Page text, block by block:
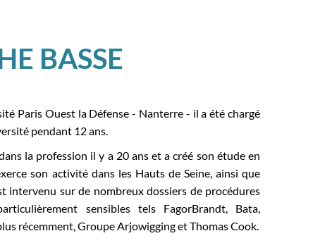
BASSE
Paris Ouest la Défense - Nanterre - il a été chargé
pendant 12 ans.
la profession il y a 20 ans et a créé son étude en
son activité dans les Hauts de Seine, ainsi que
intervenu sur de nombreux dossiers de procédures
sensibles tels FagorBrandt, Bata,
récemment, Groupe Arjowigging et Thomas Cook.